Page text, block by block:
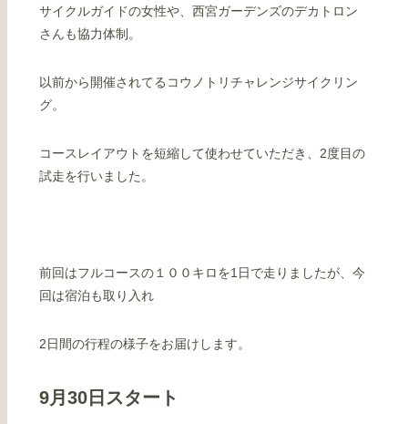
サイクルガイドの女性や、西宮ガーデンズのデカトロン
さんも協力体制。
以前から開催されてるコウノトリチャレンジサイクリン
グ。
コースレイアウトを短縮して使わせていただき、2度目の
試走を行いました。
前回はフルコースの１００キロを1日で走りましたが、今
回は宿泊も取り入れ
2日間の行程の様子をお届けします。
9月30日スタート